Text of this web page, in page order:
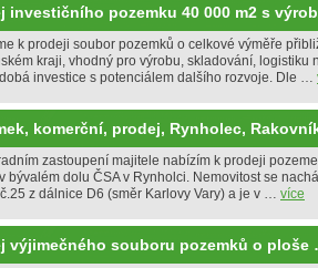
investičního pozemku 40 000 m2 s
k prodeji soubor pozemků o celkové výměře
kraji, vhodný pro výrobu, skladování, logistiku
investice s potenciálem dalšího rozvoje. Dle …
komerční, prodej, Rynholec,
zastoupení majitele nabízím k prodeji
bývalém dolu ČSA v Rynholci. Nemovitost se
z dálnice D6 (směr Karlovy Vary) a je v … více
výjimečného souboru pozemků o ploše